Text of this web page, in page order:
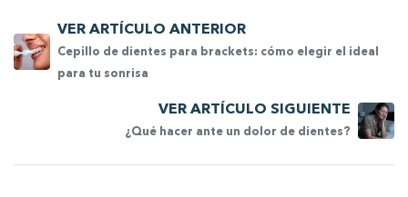
VER ARTÍCULO ANTERIOR
Cepillo de dientes para brackets: cómo elegir el ideal
para tu sonrisa
VER ARTÍCULO SIGUIENTE
¿Qué hacer ante un dolor de dientes?